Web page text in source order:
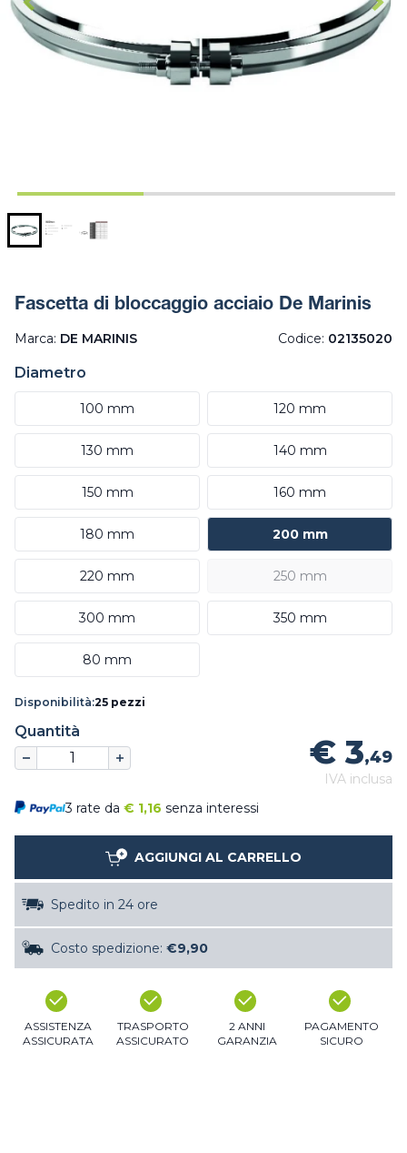
Fascetta di bloccaggio acciaio De Marinis
Marca: DE MARINIS Codice: 02135020
Diametro
100 mm 120 mm
130 mm 140 mm
150 mm 160 mm
180 mm 200 mm
220 mm 250 mm
300 mm 350 mm
80 mm
Disponibilità:25 pezzi
Quantità
€ 3,49
IVA inclusa
3 rate da € 1,16 senza interessi
AGGIUNGI AL CARRELLO
Spedito in 24 ore
Costo spedizione: €9,90
ASSISTENZA
ASSICURATA
TRASPORTO
ASSICURATO
2 ANNI
GARANZIA
PAGAMENTO
SICURO